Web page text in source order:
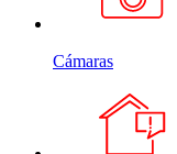
Cámaras